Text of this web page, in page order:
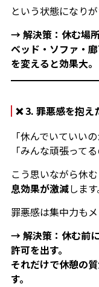
という状態になりが
→ 解決策：休む場
ベッド・ソファ・
を変えると効果大。
❌ 3. 罪悪感を抱え
「休んでいていい
「みんな頑張って
こう思いながら休
息効果が激減します
罪悪感は集中力も
→ 解決策：休む前
許可を出す。
それだけで休憩の
す。